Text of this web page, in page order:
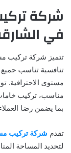
شركة
في
تتميز شركة تركيب
تنافسية تناسب جميع
مستوى الاحترافية.
مناسب، تركيب
بما يضمن رضا
تقدم شركة تركيب
لتحديد المساحة